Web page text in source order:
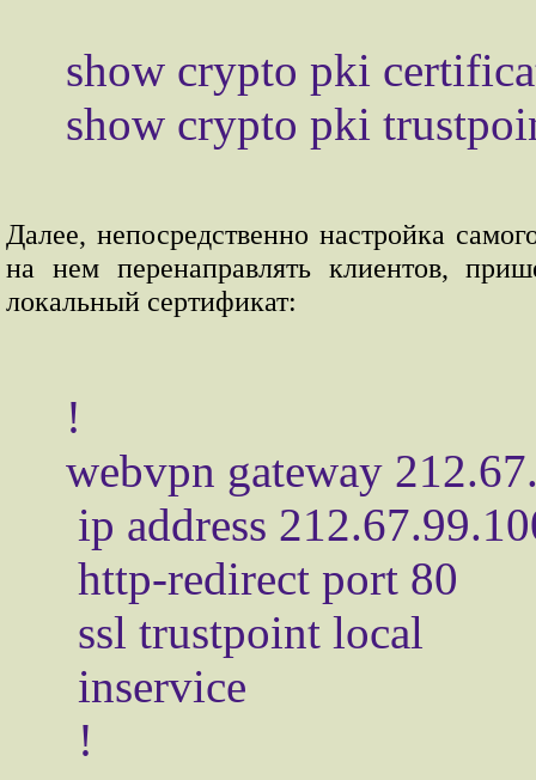
show crypto pki
Далее, непосредственно настройка
на нем перенаправлять клиентов,
локальный сертификат:
!
webvpn gateway